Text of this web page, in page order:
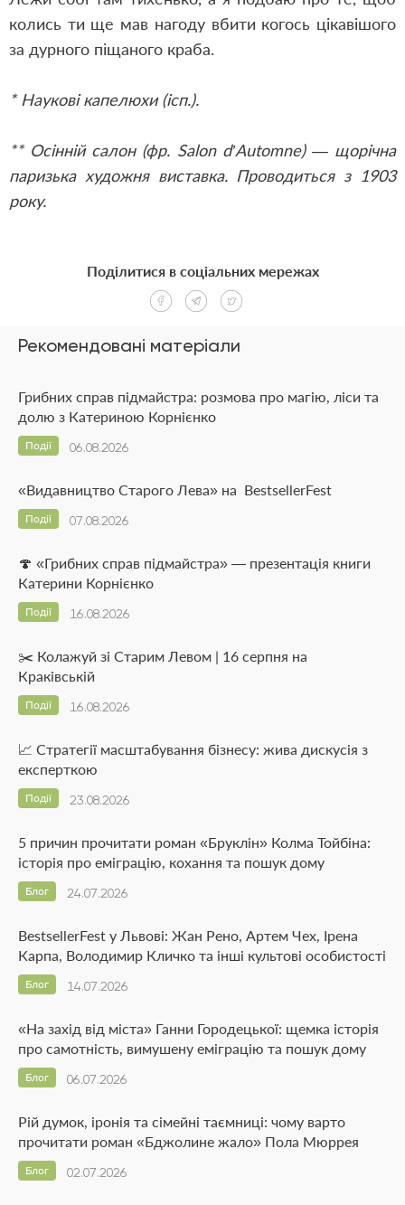
колись ти ще мав нагоду вбити когось цікавішого
за дурного піщаного краба.
* Наукові капелюхи (ісп.).
** Осінній салон (фр. Salon d’Automne) — щорічна
паризька художня виставка. Проводиться з 1903
року.
Рекомендовані матеріали
Грибних справ підмайстра: розмова про магію, ліси та
долю з Катериною Корнієнко
06.08.2026
Події
«Видавництво Старого Лева» на BestsellerFest
07.08.2026
Події
🍄 «Грибних справ підмайстра» — презентація книги
Катерини Корнієнко
16.08.2026
Події
✂️ Колажуй зі Старим Левом | 16 серпня на
Краківській
16.08.2026
Події
📈 Стратегії масштабування бізнесу: жива дискусія з
експерткою
23.08.2026
Події
5 причин прочитати роман «Бруклін» Колма Тойбіна:
історія про еміграцію, кохання та пошук дому
24.07.2026
Блог
BestsellerFest у Львові: Жан Рено, Артем Чех, Ірена
Карпа, Володимир Кличко та інші культові особистості
14.07.2026
Блог
«На захід від міста» Ганни Городецької: щемка історія
про самотність, вимушену еміграцію та пошук дому
06.07.2026
Блог
Рій думок, іронія та сімейні таємниці: чому варто
прочитати роман «Бджолине жало» Пола Мюррея
02.07.2026
Блог
Поділитися в соціальних мережах